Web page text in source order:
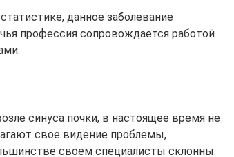
данное заболевание
профессия сопровождается работой
синуса почки, в настоящее время не
свое видение проблемы,
своем специалисты склонны